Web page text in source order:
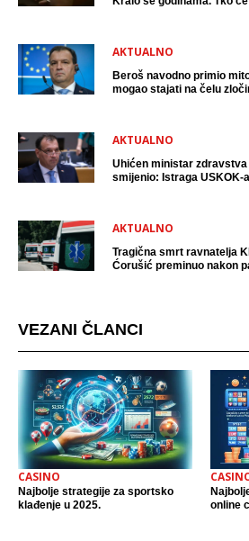
AKTUALNO
Beroš navodno primio
mogao stajati na čelu
AKTUALNO
Uhićen ministar
smijenio: Istraga USKOK-
AKTUALNO
Tragična smrt ravnatelja
Ćorušić preminuo nakon
VEZANI ČLANCI
CASINO
Najbolje strategije za sportsko
klađenje u 2025.
online